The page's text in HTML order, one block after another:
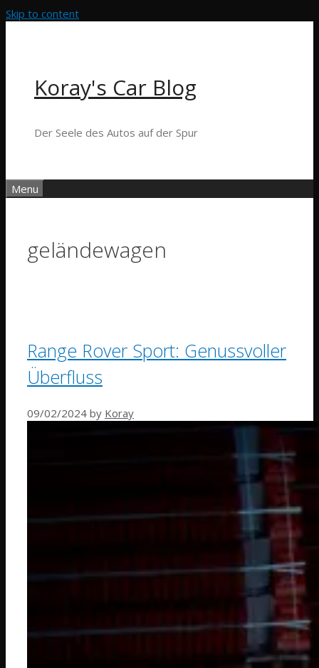
Skip to content
Koray's Car Blog
Der Seele des Autos auf der Spur
Menu
geländewagen
Range Rover Sport: Genussvoller
Überfluss
09/02/2024 by Koray